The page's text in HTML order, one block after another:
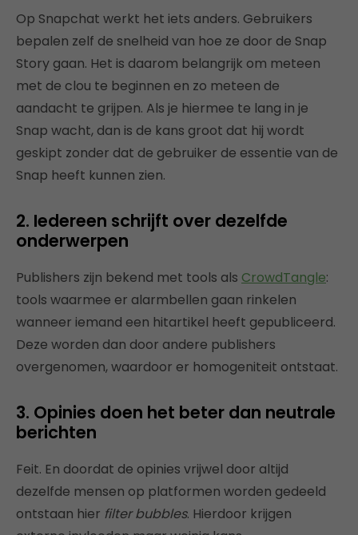
Op Snapchat werkt het iets anders. Gebruikers
bepalen zelf de snelheid van hoe ze door de Snap
Story gaan. Het is daarom belangrijk om meteen
met de clou te beginnen en zo meteen de
aandacht te grijpen. Als je hiermee te lang in je
Snap wacht, dan is de kans groot dat hij wordt
geskipt zonder dat de gebruiker de essentie van de
Snap heeft kunnen zien.
2. Iedereen schrijft over dezelfde
onderwerpen
Publishers zijn bekend met tools als CrowdTangle:
tools waarmee er alarmbellen gaan rinkelen
wanneer iemand een hitartikel heeft gepubliceerd.
Deze worden dan door andere publishers
overgenomen, waardoor er homogeniteit ontstaat.
3. Opinies doen het beter dan neutrale
berichten
Feit. En doordat de opinies vrijwel door altijd
dezelfde mensen op platformen worden gedeeld
ontstaan hier filter bubbles. Hierdoor krijgen